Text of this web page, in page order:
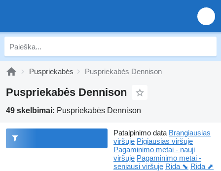
Puspriekabės Puspriekabės Dennison
Puspriekabės Dennison
49 skelbimai: Puspriekabės Dennison
Patalpinimo data Brangiausias
viršuje Pigiausias viršuje
Pagaminimo metai - nauji
viršuje Pagaminimo metai -
seniausi viršuje Rida ⬊ Rida ⬈